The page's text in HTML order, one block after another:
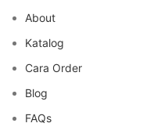
About
Katalog
Cara Order
Blog
FAQs